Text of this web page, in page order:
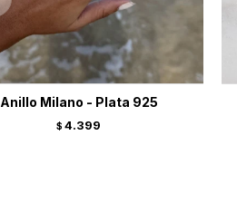
Anillo Milano - Plata 925
$ 4.399